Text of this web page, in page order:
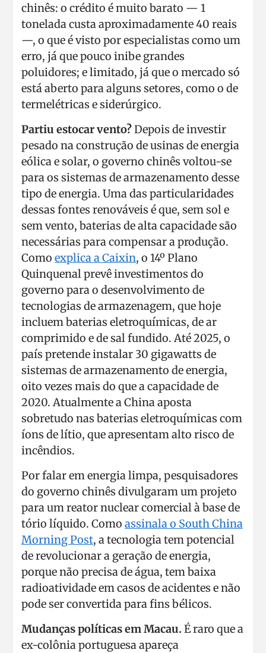
chinês: o crédito é muito barato — 1
tonelada custa aproximadamente 40 reais
—, o que é visto por especialistas como um
erro, já que pouco inibe grandes
poluidores; e limitado, já que o mercado só
está aberto para alguns setores, como o de
termelétricas e siderúrgico.
Partiu estocar vento?Depois de investir
pesado na construção de usinas de energia
eólica e solar, o governo chinês voltou-se
para os sistemas de armazenamento desse
tipo de energia. Uma das particularidades
dessas fontes renováveis é que, sem sol e
sem vento, baterias de alta capacidade são
necessárias para compensar a produção.
Como explica a Caixin, o 14º Plano
Quinquenal prevê investimentos do
governo para o desenvolvimento de
tecnologias de armazenagem, que hoje
incluem baterias eletroquímicas, de ar
comprimido e de sal fundido. Até 2025, o
país pretende instalar 30 gigawatts de
sistemas de armazenamento de energia,
oito vezes mais do que a capacidade de
2020. Atualmente a China aposta
sobretudo nas baterias eletroquímicas com
íons de lítio, que apresentam alto risco de
incêndios.
Por falar em energia limpa, pesquisadores
do governo chinês divulgaram um projeto
para um reator nuclear comercial à base de
tório líquido. Como assinala o South China
Morning Post, a tecnologia tem potencial
de revolucionar a geração de energia,
porque não precisa de água, tem baixa
radioatividade em casos de acidentes e não
pode ser convertida para fins bélicos.
Mudanças políticas em Macau. É raro que a
ex-colônia portuguesa apareça